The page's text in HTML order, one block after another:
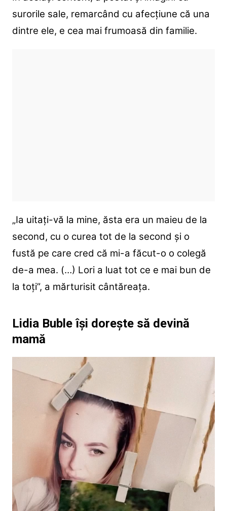
surorile sale, remarcând cu afecțiune că una
dintre ele, e cea mai frumoasă din familie.
„Ia uitați-vă la mine, ăsta era un maieu de la
second, cu o curea tot de la second și o
fustă pe care cred că mi-a făcut-o o colegă
de-a mea. (…) Lori a luat tot ce e mai bun de
la toți”, a mărturisit cântăreața.
Lidia Buble își dorește să devină
mamă
video